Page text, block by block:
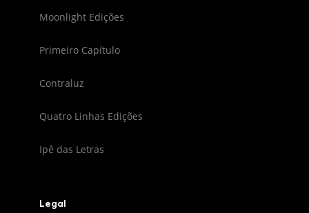
Moonlight Edições
Primeiro Capítulo
Contraluz
Quatro Linhas Edições
Ipê das Letras
Legal